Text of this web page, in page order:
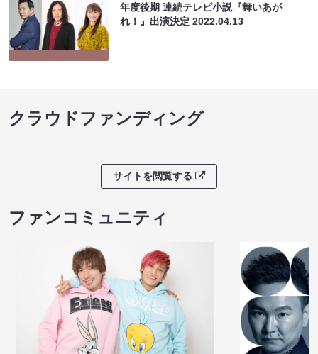
年度後期 連続テレビ小説『舞いあが
れ！』出演決定2022.04.13
クラウドファンディング
サイトを閲覧する
ファンコミュニティ